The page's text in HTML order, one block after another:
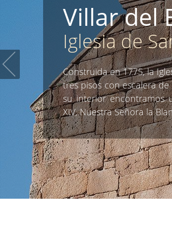
Villar del
Iglesia de
Construida en 1775, la
tres pisos con escalera
su interior encontramos
XIV, Nuestra Señora la